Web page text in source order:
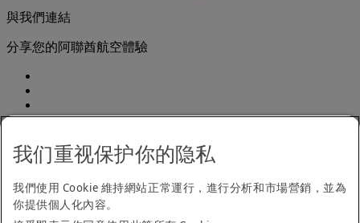
與我們連結
分享您的阿聯酋航空體驗
無障礙聲明
聯絡我們
我们重视保护你的隐私
我們使用 Cookie 維持網站正常運行，進行分析和市場營銷，並為
你提供個人化內容。